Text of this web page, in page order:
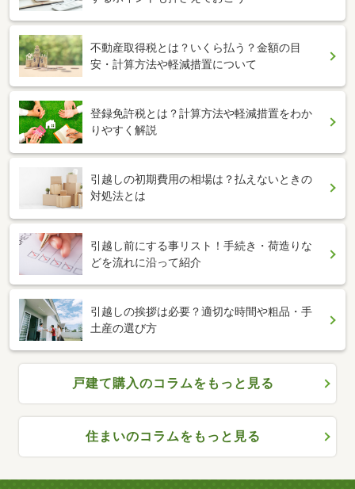
不動産取得税とは？いくら払う？金額の目
安・計算方法や軽減措置について
登録免許税とは？計算方法や軽減措置をわか
りやすく解説
引越しの初期費用の相場は？払えないときの
対処法とは
引越し前にする事リスト！手続き・荷造りな
どを流れに沿って紹介
引越しの挨拶は必要？適切な時間や粗品・手
土産の選び方
戸建て購入のコラムをもっと見る
住まいのコラムをもっと見る